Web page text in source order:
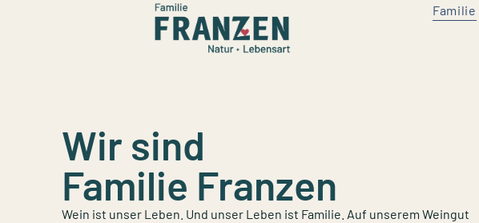
Familie
Wir sind
Familie Franzen
Wein ist unser Leben. Und unser Leben ist Familie. Auf unserem Weingut